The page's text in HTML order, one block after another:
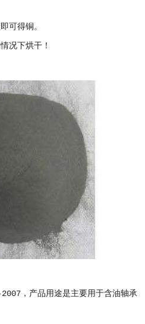
可得铜。
况下烘干！
，产品用途是主要用于含油轴承